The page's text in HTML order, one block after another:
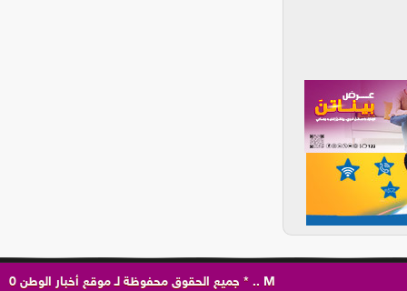
M
..
* جميع الحقوق محفوظة لـموقع أخبار الوطن 0